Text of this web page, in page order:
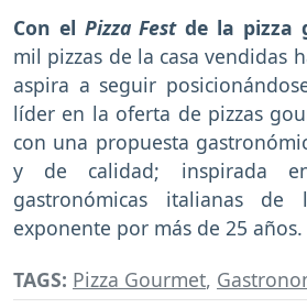
Con el Pizza Festde la pizza
mil pizzas de la casa vendidas
aspira a seguir
líder en la oferta de pizzas
con una propuesta
y de calidad; inspirada
gastronómicas italianas
exponente por más de 25 años.
TAGS: Pizza Gourmet,